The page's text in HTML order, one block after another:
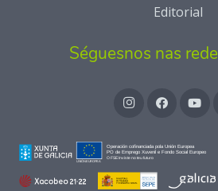
Editorial
Séguesnos nas